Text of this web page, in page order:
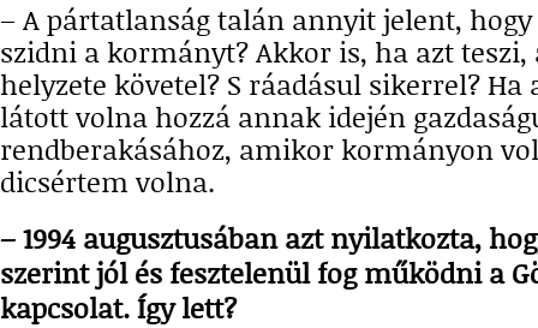
– A pártatlanság talán annyit jelent,
szidni a kormányt? Akkor is, ha azt teszi,
helyzete követel? S ráadásul sikerrel?
látott volna hozzá annak idején
rendberakásához, amikor kormányon
dicsértem volna.
– 1994 augusztusában azt nyilatkozta,
szerint jól és fesztelenül fog működni a
kapcsolat. Így lett?